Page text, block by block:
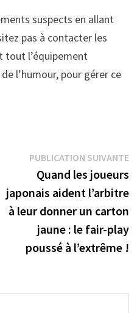
suspects en allant
pas à contacter les
tout l’équipement
l’humour, pour gérer ce
:
PUBLICATION SUIVANTE
Quand les joueurs
japonais aident l’arbitre
à leur donner un carton
jaune : le fair-play
poussé à l’extrême !